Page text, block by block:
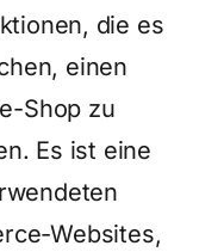
die es
einen
Shop zu
Es ist eine
Websites,